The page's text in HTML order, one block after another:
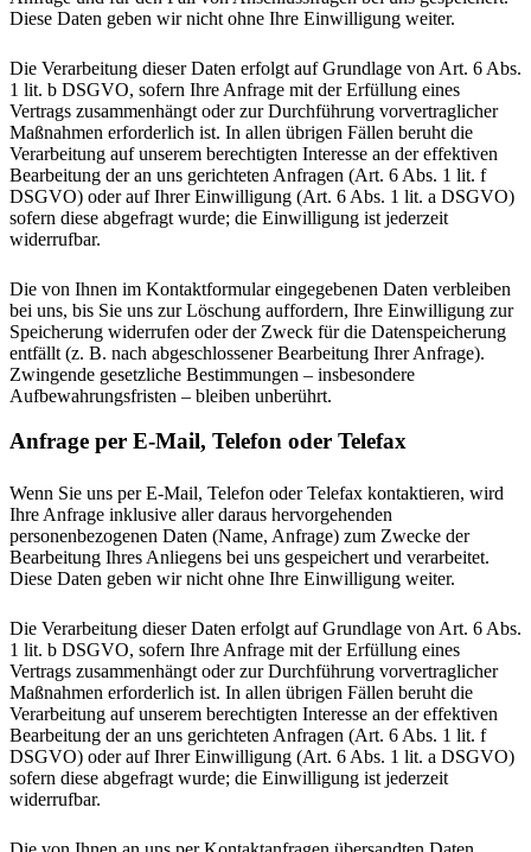
Diese Daten geben wir nicht ohne Ihre Einwilligung weiter.
Die Verarbeitung dieser Daten erfolgt auf Grundlage von Art. 6 Abs.
1 lit. b DSGVO, sofern Ihre Anfrage mit der Erfüllung eines
Vertrags zusammenhängt oder zur Durchführung vorvertraglicher
Maßnahmen erforderlich ist. In allen übrigen Fällen beruht die
Verarbeitung auf unserem berechtigten Interesse an der effektiven
Bearbeitung der an uns gerichteten Anfragen (Art. 6 Abs. 1 lit. f
DSGVO) oder auf Ihrer Einwilligung (Art. 6 Abs. 1 lit. a DSGVO)
sofern diese abgefragt wurde; die Einwilligung ist jederzeit
widerrufbar.
Die von Ihnen im Kontaktformular eingegebenen Daten verbleiben
bei uns, bis Sie uns zur Löschung auffordern, Ihre Einwilligung zur
Speicherung widerrufen oder der Zweck für die Datenspeicherung
entfällt (z. B. nach abgeschlossener Bearbeitung Ihrer Anfrage).
Zwingende gesetzliche Bestimmungen – insbesondere
Aufbewahrungsfristen – bleiben unberührt.
Anfrage per E-Mail, Telefon oder Telefax
Wenn Sie uns per E-Mail, Telefon oder Telefax kontaktieren, wird
Ihre Anfrage inklusive aller daraus hervorgehenden
personenbezogenen Daten (Name, Anfrage) zum Zwecke der
Bearbeitung Ihres Anliegens bei uns gespeichert und verarbeitet.
Diese Daten geben wir nicht ohne Ihre Einwilligung weiter.
Die Verarbeitung dieser Daten erfolgt auf Grundlage von Art. 6 Abs.
1 lit. b DSGVO, sofern Ihre Anfrage mit der Erfüllung eines
Vertrags zusammenhängt oder zur Durchführung vorvertraglicher
Maßnahmen erforderlich ist. In allen übrigen Fällen beruht die
Verarbeitung auf unserem berechtigten Interesse an der effektiven
Bearbeitung der an uns gerichteten Anfragen (Art. 6 Abs. 1 lit. f
DSGVO) oder auf Ihrer Einwilligung (Art. 6 Abs. 1 lit. a DSGVO)
sofern diese abgefragt wurde; die Einwilligung ist jederzeit
widerrufbar.